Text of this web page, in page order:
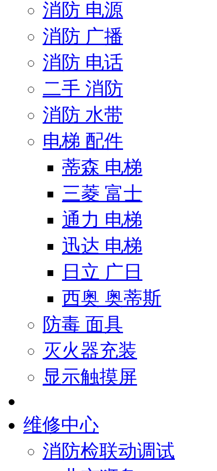
消防 电源
消防 广播
消防 电话
二手 消防
消防 水带
电梯 配件
蒂森 电梯
三菱 富士
通力 电梯
迅达 电梯
日立 广日
西奥 奥蒂斯
防毒 面具
灭火器充装
显示触摸屏
维修中心
消防检联动调试